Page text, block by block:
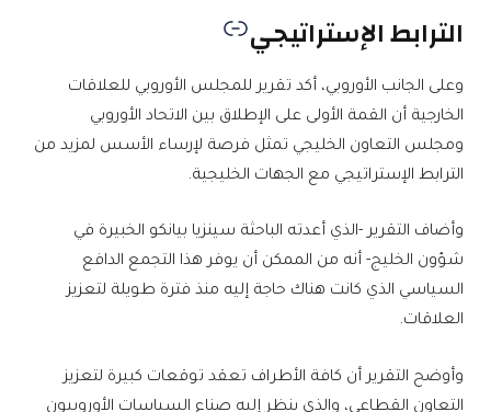
الترابط الإستراتيجي
وعلى الجانب الأوروبي، أكد تقرير للمجلس الأوروبي للعلاقات
الخارجية أن القمة الأولى على الإطلاق بين الاتحاد الأوروبي
ومجلس التعاون الخليجي تمثل فرصة لإرساء الأسس لمزيد من
الترابط الإستراتيجي مع الجهات الخليجية.
وأضاف التقرير -الذي أعدته الباحثة سينزيا بيانكو الخبيرة في
شؤون الخليج- أنه من الممكن أن يوفر هذا التجمع الدافع
السياسي الذي كانت هناك حاجة إليه منذ فترة طويلة لتعزيز
العلاقات.
وأوضح التقرير أن كافة الأطراف تعقد توقعات كبيرة لتعزيز
التعاون القطاعي، والذي ينظر إليه صناع السياسات الأوروبيون